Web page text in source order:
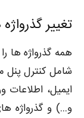
تغییر
همه گذرواژه ها
ایمیل، اطلاعات